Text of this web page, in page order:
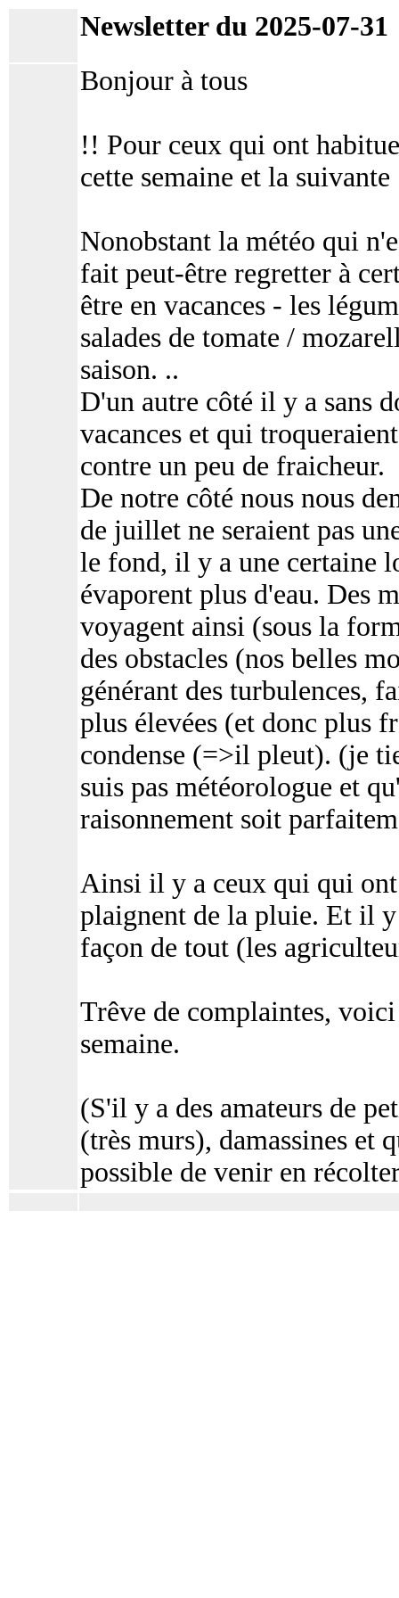
Newsletter du 2025-07-31
Bonjour à tous
!! Pour ceux qui ont
cette semaine et la
Nonobstant la météo qui
fait peut-être regretter à
être en vacances - les
salades de tomate /
saison. ..
D'un autre côté il y a sans
vacances et qui
contre un peu de fraicheur.
De notre côté nous nous
de juillet ne seraient pas
le fond, il y a une certaine
évaporent plus d'eau. Des
voyagent ainsi (sous la
des obstacles (nos belles
générant des turbulences,
plus élevées (et donc plus
condense (=>il pleut). (je
suis pas météorologue et
raisonnement soit
Ainsi il y a ceux qui qui
plaignent de la pluie. Et il
façon de tout (les
Trêve de complaintes,
semaine.
(S'il y a des amateurs de
(très murs), damassines et
possible de venir en